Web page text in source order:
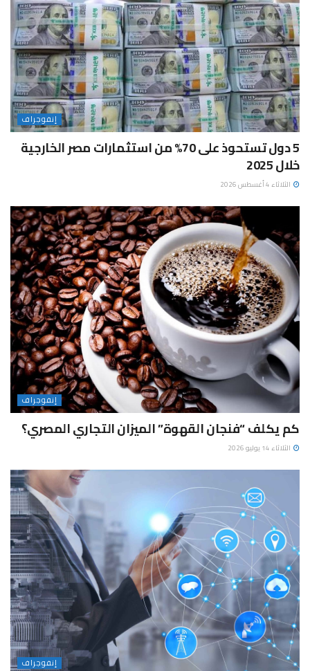
إنفوجراف
5 دول تستحوذ على 70% من استثمارات مصر الخارجية
خلال 2025
الثلاثاء 4 أغسطس 2026
إنفوجراف
كم يكلف “فنجان القهوة” الميزان التجاري المصري؟
الثلاثاء 14 يوليو 2026
إنفوجراف